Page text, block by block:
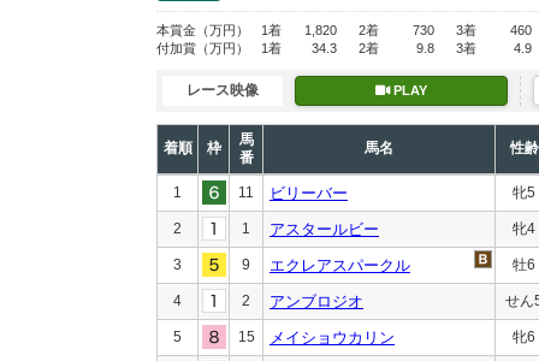
本賞金 （万円） 1着 1,820 2着 730 3着
460
付加賞 （万円） 1着 34.3 2着 9.8 3着 4.9
レース映像 PLAY
着順 枠
馬
番
馬名 性齢
1 11 ビリーバー 牝5
2 1 アスタールビー 牝4
3 9 エクレアスパークル 牡6
4 2 アンブロジオ せん
5 15 メイショウカリン 牝6